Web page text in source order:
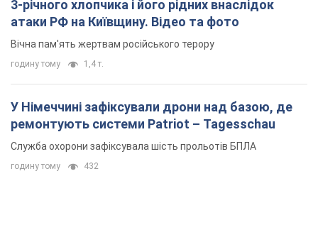
3-річного хлопчика і його рідних внаслідок
атаки РФ на Київщину. Відео та фото
Вічна пам'ять жертвам російського терору
годину тому 1,4 т.
У Німеччині зафіксували дрони над базою, де
ремонтують системи Patriot – Tagesschau
Служба охорони зафіксувала шість прольотів БПЛА
годину тому 432